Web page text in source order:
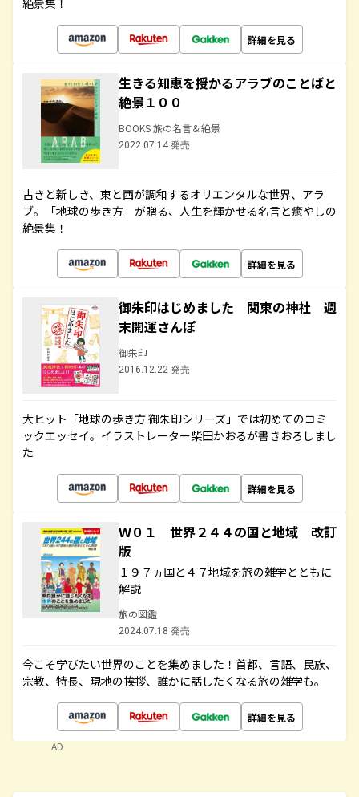
絶景集！
詳細を見る
生きる知恵を授かるアラブのことばと
絶景１００
BOOKS 旅の名言＆絶景
2022.07.14 発売
古きと新しき、東と西が調和するオリエンタルな世界、アラ
ブ。「地球の歩き方」が贈る、人生を輝かせる名言と癒やしの
絶景集！
詳細を見る
御朱印はじめました 関東の神社 週
末開運さんぽ
御朱印
2016.12.22 発売
大ヒット「地球の歩き方 御朱印シリーズ」では初めてのコミ
ックエッセイ。イラストレーター柴田かおるが書きおろしまし
た
詳細を見る
Ｗ０１ 世界２４４の国と地域 改訂
版
１９７ヵ国と４７地域を旅の雑学とともに
解説
旅の図鑑
2024.07.18 発売
今こそ学びたい世界のことを集めました！首都、言語、民族、
宗教、特長、現地の挨拶、誰かに話したくなる旅の雑学も。
詳細を見る
AD